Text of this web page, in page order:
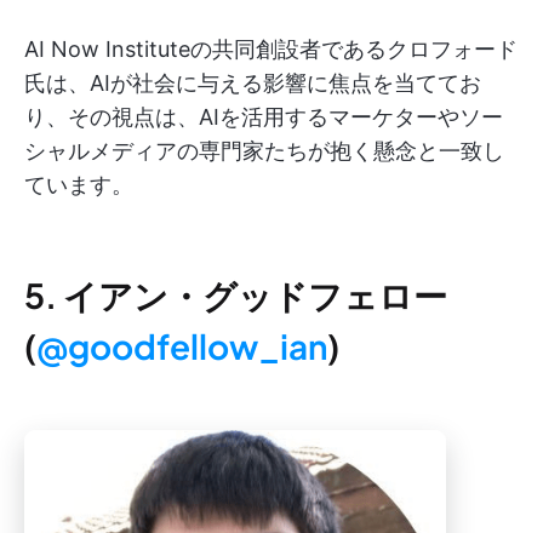
AI Now Instituteの共同創設者であるクロフォード
氏は、AIが社会に与える影響に焦点を当ててお
り、その視点は、AIを活用するマーケターやソー
シャルメディアの専門家たちが抱く懸念と一致し
ています。
5. イアン・グッドフェロー
(@goodfellow_ian)